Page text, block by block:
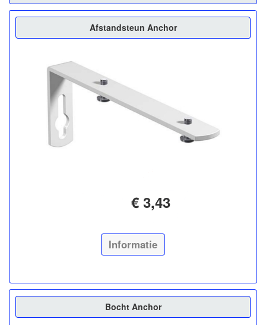
Afstandsteun Anchor
€ 3,43
Informatie
Bocht Anchor